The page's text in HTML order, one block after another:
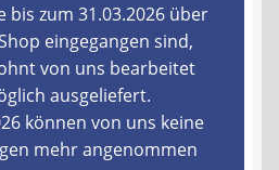
bis zum 31.03.2026 über
eingegangen sind,
von uns bearbeitet
ausgeliefert.
können von uns keine
mehr angenommen